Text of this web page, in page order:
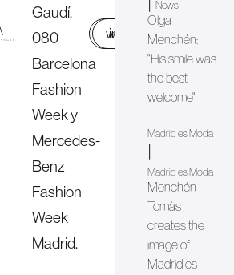
Gaudí,
080
Barcelona
Fashion
Week y
Mercedes-
Benz
Fashion
Week
Madrid.
web
instagram
|News
Olga
Menchén:
"His smile was
the best
welcome"
Madrid es Moda
Madrid es Moda
Menchén
Tomàs
creates the
image of
Madrid es